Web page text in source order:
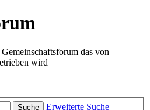
das von
wird
Suche Erweiterte Suche